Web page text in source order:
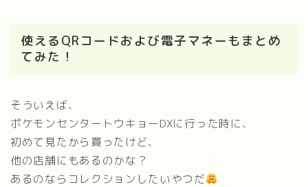
使えるQRコードおよび電子マネーもまとめ
てみた！
そういえば、
ポケモンセンタートウキョーDXに行った時に、
初めて見たから買ったけど、
他の店舗にもあるのかな？
あるのならコレクションしたいやつだ